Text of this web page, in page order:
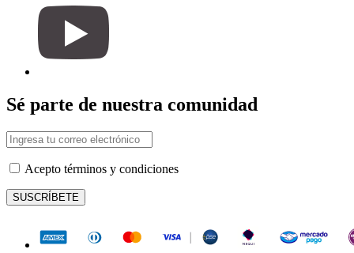
Sé parte de nuestra comunidad
Acepto términos y condiciones